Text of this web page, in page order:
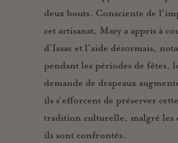
deux bouts. Consciente de
cet artisanat, Mary a appris à
d’Isaac et l’aide désormais,
pendant les périodes de fêtes,
demande de drapeaux
ils s’efforcent de préserver
tradition culturelle, malgré les
ils sont confrontés.